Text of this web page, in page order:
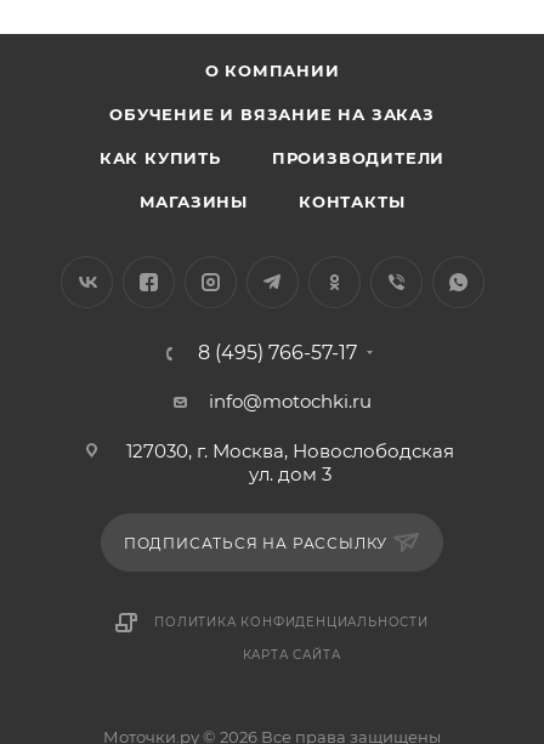
О КОМПАНИИ
ОБУЧЕНИЕ И ВЯЗАНИЕ НА ЗАКАЗ
КАК КУПИТЬ ПРОИЗВОДИТЕЛИ
МАГАЗИНЫ КОНТАКТЫ
8 (495) 766-57-17
info@motochki.ru
127030, г. Москва, Новослободская
ул. дом 3
ПОДПИСАТЬСЯ НА РАССЫЛКУ
ПОЛИТИКА КОНФИДЕНЦИАЛЬНОСТИ
КАРТА САЙТА
Моточки.ру © 2026 Все права защищены